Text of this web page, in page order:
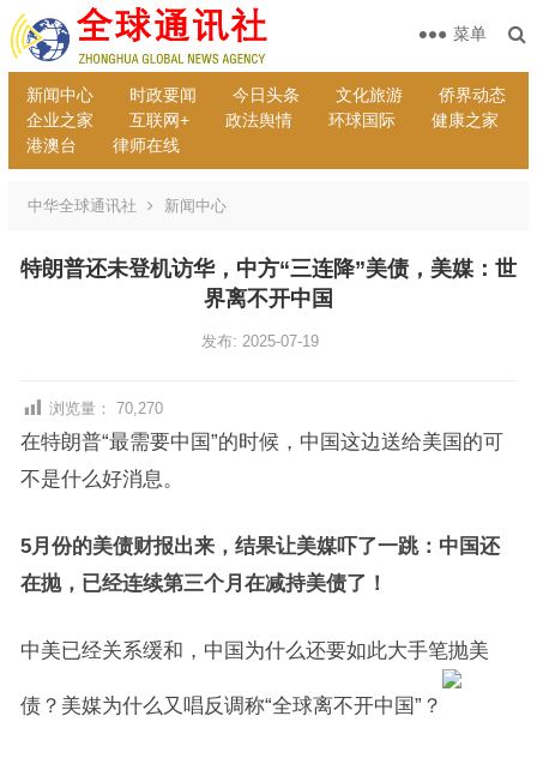
新闻中心 时政要闻 今日头条 文化旅游
侨界动态
企业之家
互联网+ 政法舆情 环球国际
健康之家
港澳台
律师在线
菜单
中华全球通讯社 新闻中心
特朗普还未登机访华，中方“三连降”美债，美媒：世
界离不开中国
发布: 2025-07-19
浏览量： 70,270
在特朗普“最需要中国”的时候，中国这边送给美国的可
不是什么好消息。
5月份的美债财报出来，结果让美媒吓了一跳：中国还
在抛，已经连续第三个月在减持美债了！
中美已经关系缓和，中国为什么还要如此大手笔抛美
债？美媒为什么又唱反调称“全球离不开中国”？